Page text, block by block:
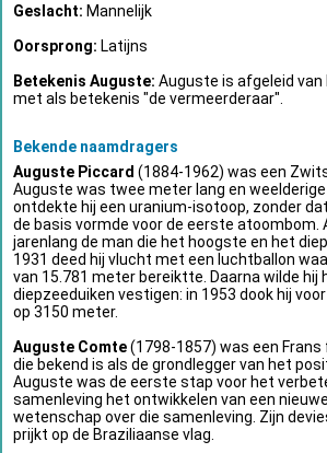
Geslacht: Mannelijk
Oorsprong: Latijns
Betekenis Auguste: Auguste is afgeleid
met als betekenis "de vermeerderaar".
Bekende naamdragers
Auguste Piccard (1884-1962) was een
Auguste was twee meter lang en
ontdekte hij een uranium-isotoop, zonder
de basis vormde voor de eerste atoombom.
jarenlang de man die het hoogste en het
1931 deed hij vlucht met een luchtballon
van 15.781 meter bereiktte. Daarna wilde hij
diepzeeduiken vestigen: in 1953 dook hij
op 3150 meter.
Auguste Comte(1798-1857) was een
die bekend is als de grondlegger van het
Auguste was de eerste stap voor het
samenleving het ontwikkelen van een
wetenschap over die samenleving. Zijn
prijkt op de Braziliaanse vlag.